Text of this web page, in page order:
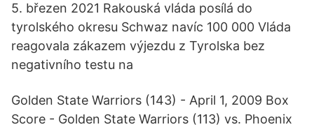
5. březen 2021 Rakouská vláda posílá do
tyrolského okresu Schwaz navíc 100 000 Vláda
reagovala zákazem výjezdu z Tyrolska bez
negativního testu na
Golden State Warriors (143) - April 1, 2009 Box
Score - Golden State Warriors (113) vs. Phoenix